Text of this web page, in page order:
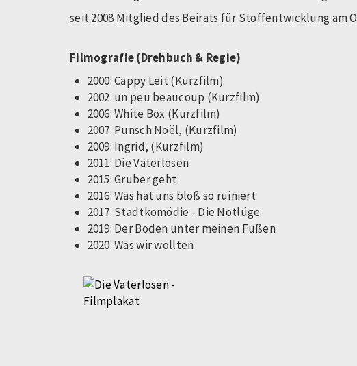
seit 2008 Mitglied des Beirats für Stoffentwicklung am
Filmografie (Drehbuch & Regie)
2000: Cappy Leit (Kurzfilm)
2002: un peu beaucoup (Kurzfilm)
2006: White Box (Kurzfilm)
2007: Punsch Noël, (Kurzfilm)
2009: Ingrid, (Kurzfilm)
2011: Die Vaterlosen
2015: Gruber geht
2016: Was hat uns bloß so ruiniert
2017: Stadtkomödie - Die Notlüge
2019: Der Boden unter meinen Füßen
2020: Was wir wollten